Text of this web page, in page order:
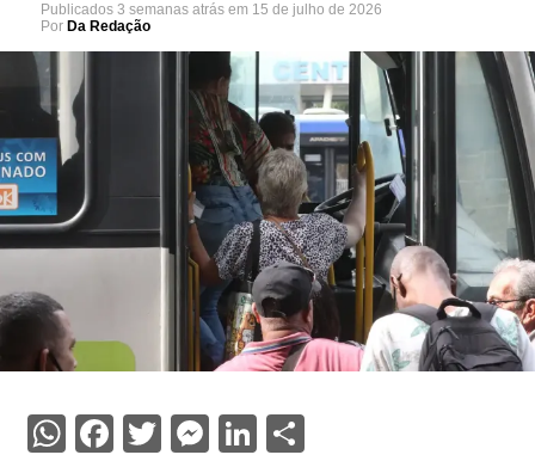
Publicados 3 semanas atrás em 15 de julho de 2026
Por Da Redação
WhatsApp
Facebook
Twitter
Messenger
LinkedIn
Share